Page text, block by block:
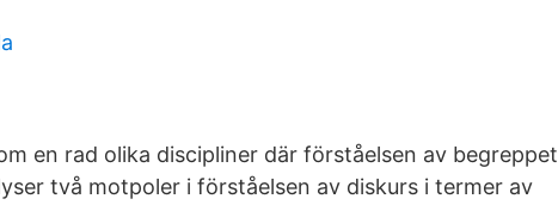
en rad olika discipliner där förståelsen av begreppet
två motpoler i förståelsen av diskurs i termer av